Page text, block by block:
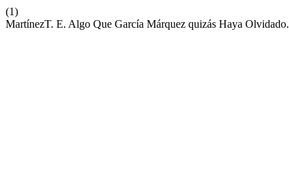
(1)
MartínezT. E. Algo Que García Márquez quizás Haya Olvidado.